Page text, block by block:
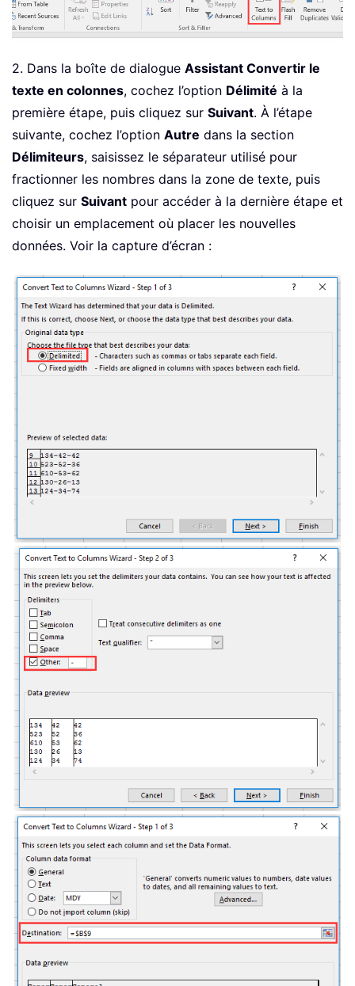
2. Dans la boîte de dialogue Assistant Convertir le
texte en colonnes, cochez l’option Délimité à la
première étape, puis cliquez sur Suivant. À l’étape
suivante, cochez l’option Autre dans la section
Délimiteurs, saisissez le séparateur utilisé pour
fractionner les nombres dans la zone de texte, puis
cliquez sur Suivant pour accéder à la dernière étape et
choisir un emplacement où placer les nouvelles
données. Voir la capture d’écran :